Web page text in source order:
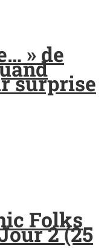
» de
surprise
Folks
2 (25